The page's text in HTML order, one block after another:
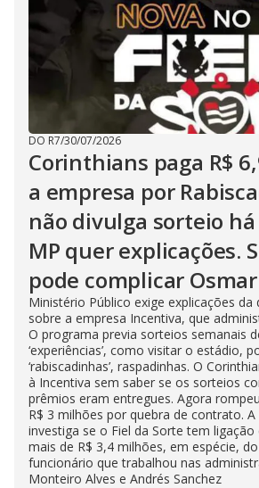
DO R7/30/07/2026
Corinthians paga R$
a empresa por
não divulga sorteio
MP quer explicações.
pode complicar
Ministério Público exige explicações da
sobre a empresa Incentiva, que
O programa previa sorteios semanais
‘experiências’, como visitar o estádio,
‘rabiscadinhas’, raspadinhas. O
à Incentiva sem saber se os sorteios
prêmios eram entregues. Agora
R$ 3 milhões por quebra de contrato.
investiga se o Fiel da Sorte tem
mais de R$ 3,4 milhões, em espécie,
funcionário que trabalhou nas
Monteiro Alves e Andrés Sanchez